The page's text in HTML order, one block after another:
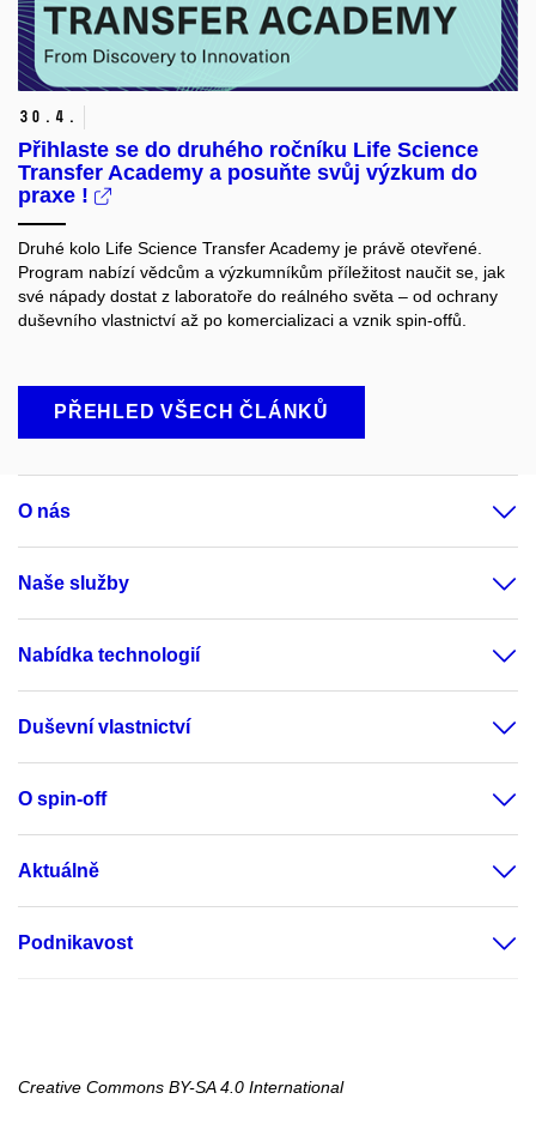
30. 4.
Přihlaste se do druhého ročníku Life Science
Transfer Academy a posuňte svůj výzkum do
praxe !
Druhé kolo Life Science Transfer Academy je právě otevřené.
Program nabízí vědcům a výzkumníkům příležitost naučit se, jak
své nápady dostat z laboratoře do reálného světa – od ochrany
duševního vlastnictví až po komercializaci a vznik spin-offů.
PŘEHLED VŠECH ČLÁNKŮ
O nás
Naše služby
Nabídka technologií
Duševní vlastnictví
O spin-off
Aktuálně
Podnikavost
Creative Commons BY-SA 4.0 International